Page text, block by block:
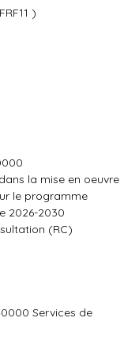
)
la mise en oeuvre
le programme
2026-2030
(RC)
Services de